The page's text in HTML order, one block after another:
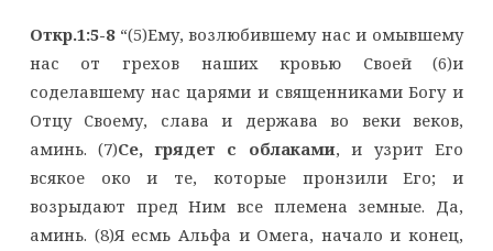
Откр.1:5-8“(5)Ему, возлюбившему нас и омывшему
нас от грехов наших кровью Своей (6)и
соделавшему нас царями и священниками Богу и
Отцу Своему, слава и держава во веки веков,
аминь. (7)Се, грядет с облаками, и узрит Его
всякое око и те, которые пронзили Его; и
возрыдают пред Ним все племена земные. Да,
аминь. (8)Я есмь Альфа и Омега, начало и конец,